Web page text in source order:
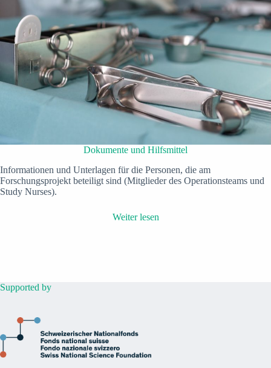
Dokumente und Hilfsmittel
Informationen und Unterlagen für die Personen, die am
Forschungsprojekt beteiligt sind (Mitglieder des Operationsteams und
Study Nurses).
Weiter lesen
Supported by